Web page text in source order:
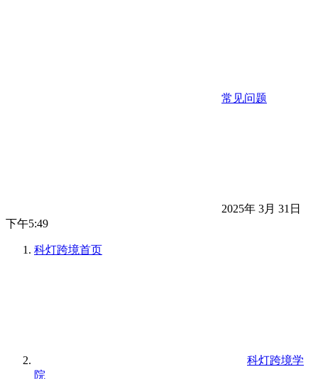
常见问题
2025年 3月 31日
下午5:49
科灯跨境首页
科灯跨境学
院